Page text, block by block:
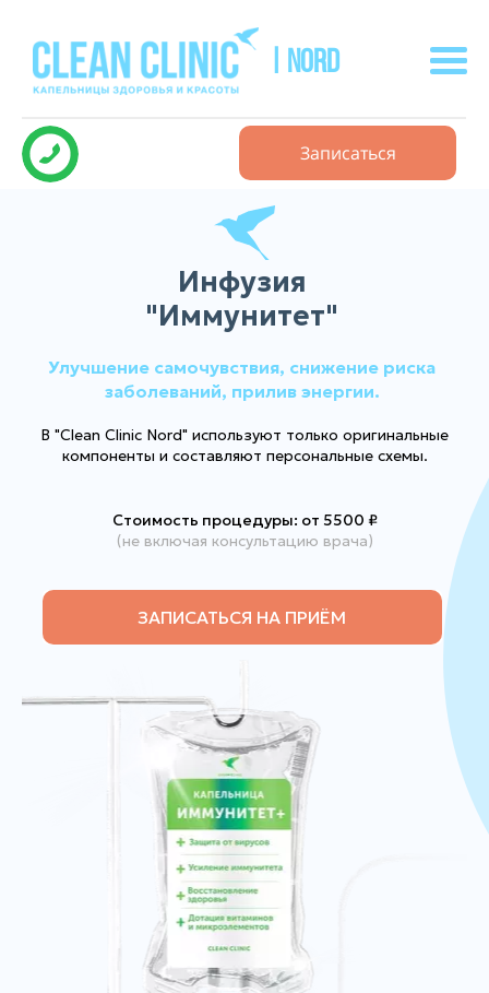
| NORD
Записаться
Инфузия
"Иммунитет"
Улучшение самочувствия, снижение риска
заболеваний, прилив энергии.
В "Clean Clinic Nord" используют только оригинальные
компоненты и составляют персональные схемы.
Стоимость процедуры: от 5500 ₽
(не включая консультацию врача)
ЗАПИСАТЬСЯ НА ПРИЁМ